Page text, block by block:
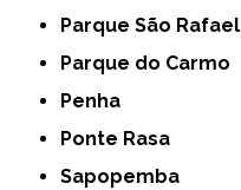
Parque São Rafael
Parque do Carmo
Penha
Ponte Rasa
Sapopemba